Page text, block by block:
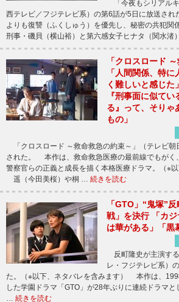
「今夜もシリアル
西テレビ／フジテレビ系）の第6話が5日に放送さ
よりも復讐（ふくしゅう）を優先し、秘密の共犯関
刑事・磯貝（横山裕）と第六感女子ヒナタ（関水渚
「クロスロード
「人間関係、特
く難しいと感じた
『刑事面に似て
る』って、そりゃ
もの」
「クロスロード ～救命救急の約束～」（テレビ朝
された。 本作は、救命救急医療の最前線でもがく
警察官らの正義と成長を描く本格医療ドラマ。（※以
遥（今田美桜）や桐 … 続きを読む
「GTO」“鬼塚”
戦」を決行 「カ
は華がある」「黒
反町隆史が主演す
レ・フジテレビ系）
た。（※以下、ネタバレを含みます） 本作は、
した学園ドラマ「GTO」が28年ぶりに連続ドラマと
続きを読む